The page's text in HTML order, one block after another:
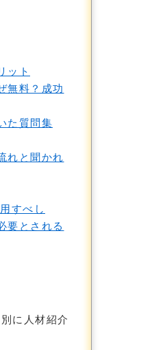
ット
無料？成功
た質問集
れと聞かれ
すべし
要とされる
に人材紹介